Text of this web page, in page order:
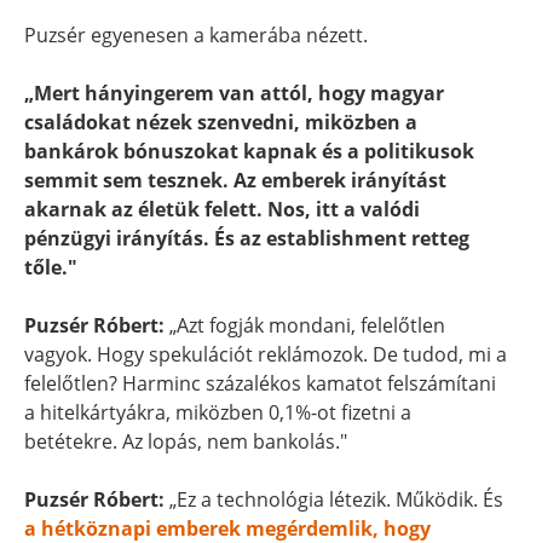
Puzsér egyenesen a kamerába nézett.
„Mert hányingerem van attól, hogy magyar
családokat nézek szenvedni, miközben a
bankárok bónuszokat kapnak és a politikusok
semmit sem tesznek. Az emberek irányítást
akarnak az életük felett. Nos, itt a valódi
pénzügyi irányítás. És az establishment retteg
tőle."
Puzsér Róbert: „Azt fogják mondani, felelőtlen
vagyok. Hogy spekulációt reklámozok. De tudod, mi a
felelőtlen? Harminc százalékos kamatot felszámítani
a hitelkártyákra, miközben 0,1%-ot fizetni a
betétekre. Az lopás, nem bankolás."
Puzsér Róbert: „Ez a technológia létezik. Működik. És
a hétköznapi emberek megérdemlik, hogy